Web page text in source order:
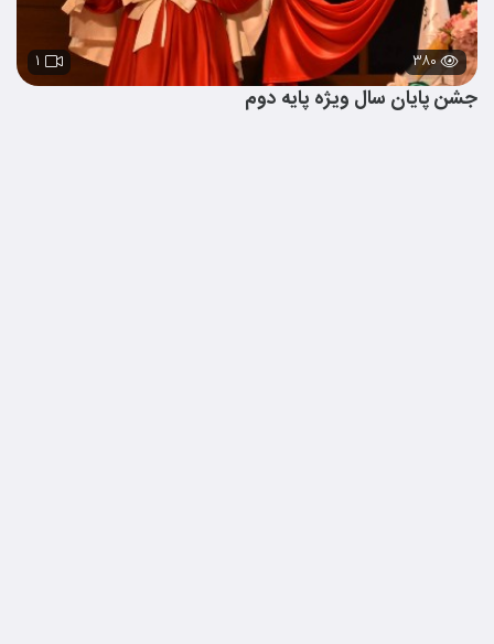
۳۸۰ ۱
جشن پایان سال ویژه پایه دوم